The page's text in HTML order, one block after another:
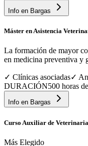
Info en Bargas
Máster en Asistencia
La formación de mayor
en medicina preventiva y
✓ Clínicas asociadas✓
DURACIÓN500 horas
Info en Bargas
Curso Auxiliar de Veterinaria
Más Elegido